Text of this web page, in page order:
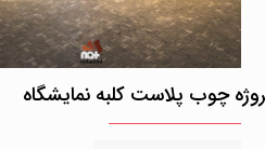
چوب پلاست کلبه نمایشگاه